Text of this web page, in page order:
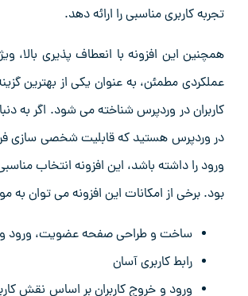
تجربه کاربری مناسبی را ارائه دهد.
همچنین این افزونه با انعطاف ‌پذیری بالا،
عملکردی مطمئن، به عنوان یکی از بهترین
کاربران در وردپرس شناخته می ‌شود. اگر به
در وردپرس هستید که قابلیت شخصی ‌سازی
ورود را داشته باشد، این افزونه انتخاب
بود. برخی از امکانات این افزونه می توان به
ساخت و طراحی صفحه عضویت، ورود و
رابط کاربری آسان
ورود و خروج کاربران بر اساس نقش